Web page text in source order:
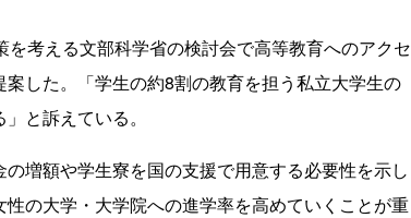
考える文部科学省の検討会で高等教育へのアクセ
した。「学生の約8割の教育を担う私立大学生の
と訴えている。
増額や学生寮を国の支援で用意する必要性を示し
の大学・大学院への進学率を高めていくことが重